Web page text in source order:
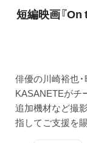
短編映画『On
俳優の川崎裕也
KASANETEがチ
追加機材など撮
指してご支援を